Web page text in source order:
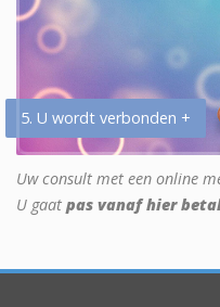
5. U wordt verbonden +
Uw consult met een online
U gaat pas vanaf hier